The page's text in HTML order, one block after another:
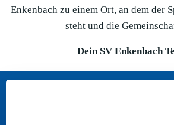
Enkenbach zu einem Ort, an dem der
steht und die
Dein SV Enkenbach